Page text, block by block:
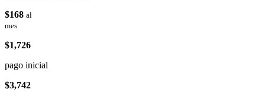
$168 al
mes
$1,726
pago inicial
$3,742